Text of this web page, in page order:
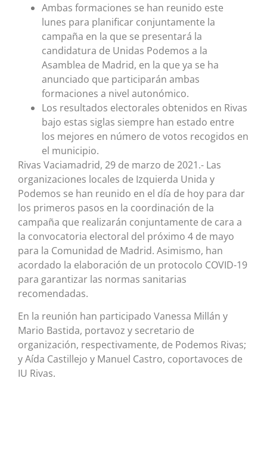
Ambas formaciones se han reunido este
lunes para planificar conjuntamente la
campaña en la que se presentará la
candidatura de Unidas Podemos a la
Asamblea de Madrid, en la que ya se ha
anunciado que participarán ambas
formaciones a nivel autonómico.
Los resultados electorales obtenidos en Rivas
bajo estas siglas siempre han estado entre
los mejores en número de votos recogidos en
el municipio.
Rivas Vaciamadrid, 29 de marzo de 2021.- Las
organizaciones locales de Izquierda Unida y
Podemos se han reunido en el día de hoy para dar
los primeros pasos en la coordinación de la
campaña que realizarán conjuntamente de cara a
la convocatoria electoral del próximo 4 de mayo
para la Comunidad de Madrid. Asimismo, han
acordado la elaboración de un protocolo COVID-19
para garantizar las normas sanitarias
recomendadas.
En la reunión han participado Vanessa Millán y
Mario Bastida, portavoz y secretario de
organización, respectivamente, de Podemos Rivas;
y Aída Castillejo y Manuel Castro, coportavoces de
IU Rivas.